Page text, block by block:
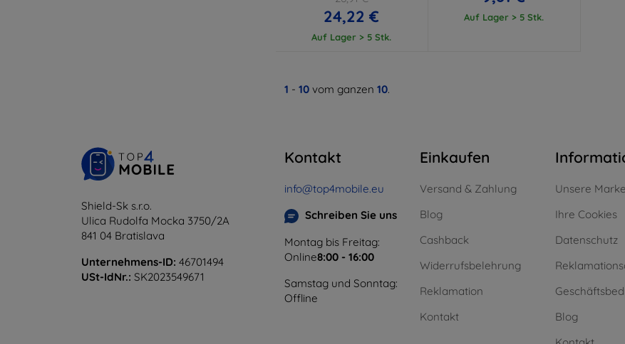
24,22 €
Auf Lager > 5 Stk.
Auf Lager > 5 Stk.
1 - 10 vom ganzen 10.
Shield-Sk s.r.o.
Ulica Rudolfa Mocka 3750/2A
841 04 Bratislava
Unternehmens-ID: 46701494
USt-IdNr.: SK2023549671
Kontakt
info@top4mobile.eu
Schreiben Sie uns
Montag bis Freitag:
Online8:00 - 16:00
Samstag und Sonntag:
Offline
Einkaufen
Versand & Zahlung
Blog
Cashback
Widerrufsbelehrung
Reklamation
Kontakt
Unsere
Ihre Cookies
Datenschutz
Blog